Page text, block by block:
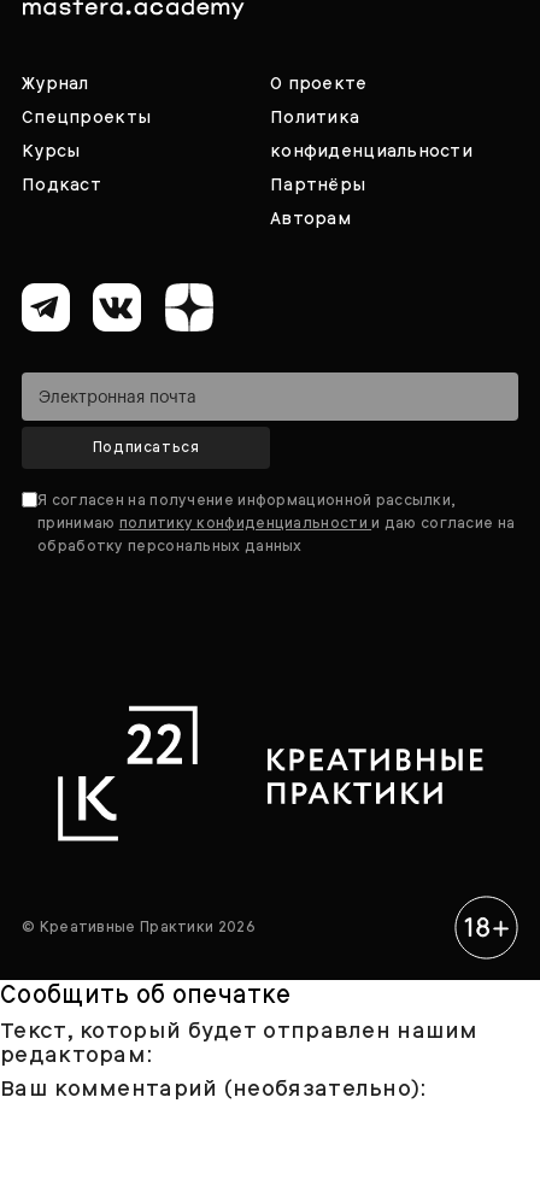
Журнал
Спецпроекты
Курсы
Подкаст
О проекте
Политика
конфиденциальности
Партнёры
Авторам
Подписаться
Я согласен на получение информационной рассылки,
принимаю политику конфиденциальностии даю согласие на
обработку персональных данных
© Креативные Практики 2026
Сообщить об опечатке
Текст, который будет отправлен нашим
редакторам:
Ваш комментарий (необязательно):